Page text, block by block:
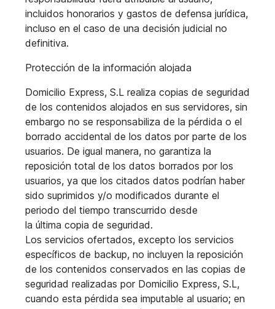
incluidos honorarios y gastos de defensa jurídica,
incluso en el caso de una decisión judicial no
definitiva.
Protección de la información alojada
Domicilio Express, S.L realiza copias de seguridad
de los contenidos alojados en sus servidores, sin
embargo no se responsabiliza de la pérdida o el
borrado accidental de los datos por parte de los
usuarios. De igual manera, no garantiza la
reposición total de los datos borrados por los
usuarios, ya que los citados datos podrían haber
sido suprimidos y/o modificados durante el
periodo del tiempo transcurrido desde
la última copia de seguridad.
Los servicios ofertados, excepto los servicios
específicos de backup, no incluyen la reposición
de los contenidos conservados en las copias de
seguridad realizadas por Domicilio Express, S.L,
cuando esta pérdida sea imputable al usuario; en